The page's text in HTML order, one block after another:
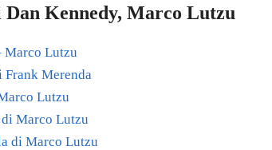
Kennedy, Marco Lutzu
Marco Lutzu
Merenda
Lutzu
Marco Lutzu
di Marco Lutzu